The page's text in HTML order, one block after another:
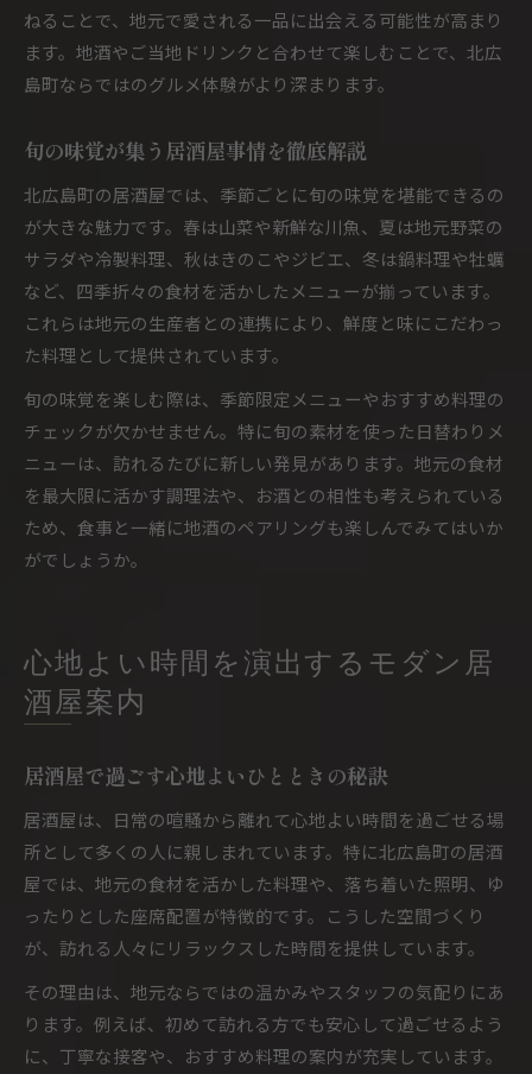
ねることで、地元で愛される一品に出会える可能性が高まり
ます。地酒やご当地ドリンクと合わせて楽しむことで、北広
島町ならではのグルメ体験がより深まります。
旬の味覚が集う居酒屋事情を徹底解説
北広島町の居酒屋では、季節ごとに旬の味覚を堪能できるの
が大きな魅力です。春は山菜や新鮮な川魚、夏は地元野菜の
サラダや冷製料理、秋はきのこやジビエ、冬は鍋料理や牡蠣
など、四季折々の食材を活かしたメニューが揃っています。
これらは地元の生産者との連携により、鮮度と味にこだわっ
た料理として提供されています。
旬の味覚を楽しむ際は、季節限定メニューやおすすめ料理の
チェックが欠かせません。特に旬の素材を使った日替わりメ
ニューは、訪れるたびに新しい発見があります。地元の食材
を最大限に活かす調理法や、お酒との相性も考えられている
ため、食事と一緒に地酒のペアリングも楽しんでみてはいか
がでしょうか。
心地よい時間を演出するモダン居
酒屋案内
居酒屋で過ごす心地よいひとときの秘訣
居酒屋は、日常の喧騒から離れて心地よい時間を過ごせる場
所として多くの人に親しまれています。特に北広島町の居酒
屋では、地元の食材を活かした料理や、落ち着いた照明、ゆ
ったりとした座席配置が特徴的です。こうした空間づくり
が、訪れる人々にリラックスした時間を提供しています。
その理由は、地元ならではの温かみやスタッフの気配りにあ
ります。例えば、初めて訪れる方でも安心して過ごせるよう
に、丁寧な接客や、おすすめ料理の案内が充実しています。